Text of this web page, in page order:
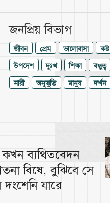
জনপ্রিয় বিভাগ
জীবন প্রেম ভালোবাসা কষ্ট
উপদেশ
দুঃখ শিক্ষা বন্ধুত্ব
নারী
অনুভুতি মানুষ দর্শন
কখন ব্যথিতবেদন
বিষে, বুঝিবে সে
যারে